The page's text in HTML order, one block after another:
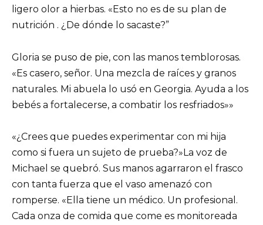
ligero olor a hierbas. «Esto no es de su plan de
nutrición . ¿De dónde lo sacaste?”
Gloria se puso de pie, con las manos temblorosas.
«Es casero, señor. Una mezcla de raíces y granos
naturales. Mi abuela lo usó en Georgia. Ayuda a los
bebés a fortalecerse, a combatir los resfriados»»
«¿Crees que puedes experimentar con mi hija
como si fuera un sujeto de prueba?»La voz de
Michael se quebró. Sus manos agarraron el frasco
con tanta fuerza que el vaso amenazó con
romperse. «Ella tiene un médico. Un profesional.
Cada onza de comida que come es monitoreada